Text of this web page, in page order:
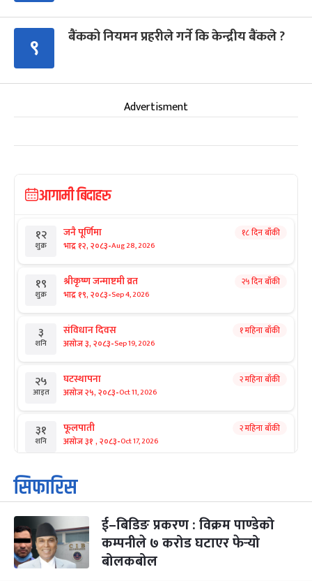
९ बैंकको नियमन प्रहरीले गर्ने कि केन्द्रीय बैंकले ?
Advertisment
आगामी बिदाहरु
१२
शुक्र
जनै पूर्णिमा
भाद्र १२, २०८३-Aug 28, 2026
१८ दिन बाँकी
१९
शुक्र
श्रीकृष्ण जन्माष्टमी व्रत
भाद्र १९, २०८३-Sep 4, 2026
२५ दिन बाँकी
३
शनि
संविधान दिवस
असोज ३, २०८३-Sep 19, 2026
१ महिना बाँकी
२५
आइत
घटस्थापना
असोज २५, २०८३-Oct 11, 2026
२ महिना बाँकी
३१
शनि
फूलपाती
असोज ३१ , २०८३-Oct 17, 2026
२ महिना बाँकी
१
आइत
कार्तिक सङ्क्रान्ति
कार्तिक १, २०८३
३
मंगल
महानवमी
कार्तिक ३, २०८३-Oct 20, 2026
२ महिना बाँकी
सिफारिस
ई–बिडिङ प्रकरण : विक्रम पाण्डेको
कम्पनीले ७ करोड घटाएर फेर्‍यो
बोलकबोल